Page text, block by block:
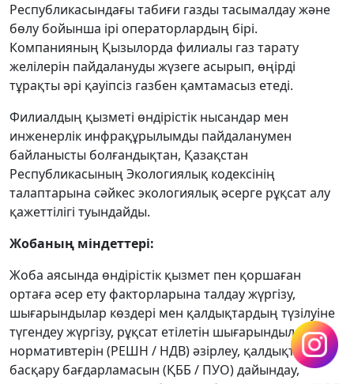
Республикасындағы табиғи газды тасымалдау және
бөлу бойынша ірі операторлардың бірі.
Компанияның Қызылорда филиалы газ тарату
желілерін пайдалануды жүзеге асырып, өңірді
тұрақты әрі қауіпсіз газбен қамтамасыз етеді.
Филиалдың қызметі өндірістік нысандар мен
инженерлік инфрақұрылымды пайдаланумен
байланысты болғандықтан, Қазақстан
Республикасының Экологиялық кодексінің
талаптарына сәйкес экологиялық әсерге рұқсат алу
қажеттілігі туындайды.
Жобаның міндеттері:
Жоба аясында өндірістік қызмет пен қоршаған
ортаға әсер ету факторларына талдау жүргізу,
шығарындылар көздері мен қалдықтардың түзілуіне
түгендеу жүргізу, рұқсат етілетін шығарындылар
нормативтерін (РЕШН / НДВ) әзірлеу, қалдықтарды
басқару бағдарламасын (ҚББ / ПУО) дайындау,